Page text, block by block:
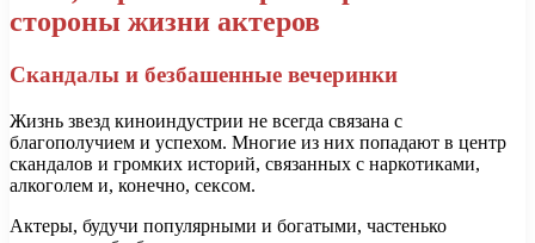
стороны жизни актеров
Скандалы и безбашенные вечеринки
Жизнь звезд киноиндустрии не всегда связана с
благополучием и успехом. Многие из них попадают в центр
скандалов и громких историй, связанных с наркотиками,
алкоголем и, конечно, сексом.
Актеры, будучи популярными и богатыми, частенько